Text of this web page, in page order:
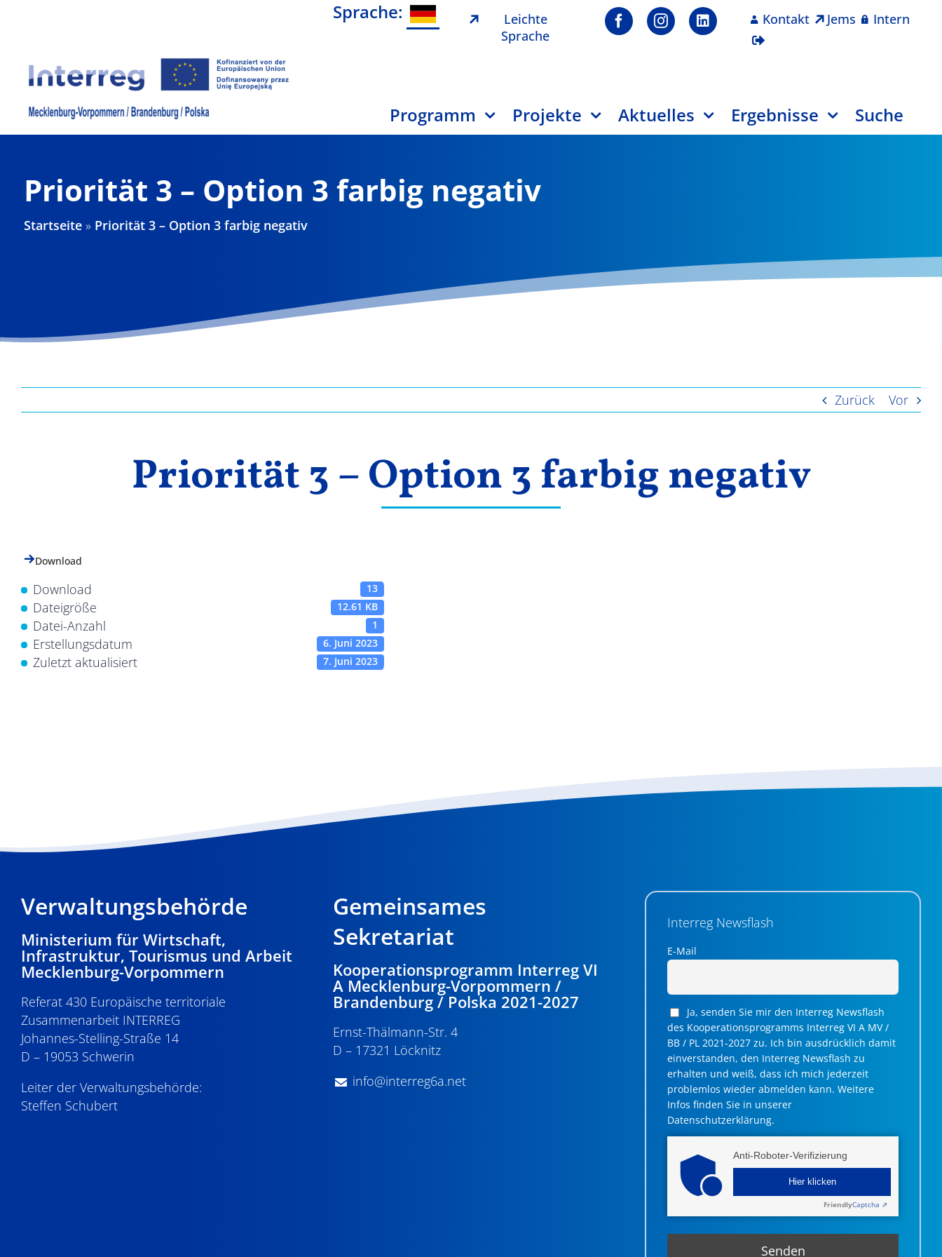
Sprache:
Leichte
Sprache
Kontakt Jems Intern
Programm Projekte Aktuelles Ergebnisse Suche
Priorität 3 – Option 3 farbig negativ
Startseite » Priorität 3 – Option 3 farbig negativ
Zurück Vor
Priorität 3 – Option 3 farbig negativ
Download
Download 13
Dateigröße 12.61 KB
Datei-Anzahl 1
Erstellungsdatum 6. Juni 2023
Zuletzt aktualisiert 7. Juni 2023
Verwaltungsbehörde
Ministerium für Wirtschaft,
Infrastruktur, Tourismus und Arbeit
Mecklenburg-Vorpommern
Referat 430 Europäische territoriale
Zusammenarbeit INTERREG
Johannes-Stelling-Straße 14
D – 19053 Schwerin
Leiter der Verwaltungsbehörde:
Steffen Schubert
Gemeinsames
Sekretariat
Kooperationsprogramm Interreg VI
A Mecklenburg-Vorpommern /
Brandenburg / Polska 2021-2027
Ernst-Thälmann-Str. 4
D – 17321 Löcknitz
info@interreg6a.net
Interreg Newsflash
E-Mail
Ja, senden Sie mir den Interreg Newsflash
des Kooperationsprogramms Interreg VI A MV /
BB / PL 2021-2027 zu. Ich bin ausdrücklich damit
einverstanden, den Interreg Newsflash zu
erhalten und weiß, dass ich mich jederzeit
problemlos wieder abmelden kann. Weitere
Infos finden Sie in unserer
Datenschutzerklärung.
Anti-Roboter-Verifizierung
Hier klicken
FriendlyCaptcha ⇗